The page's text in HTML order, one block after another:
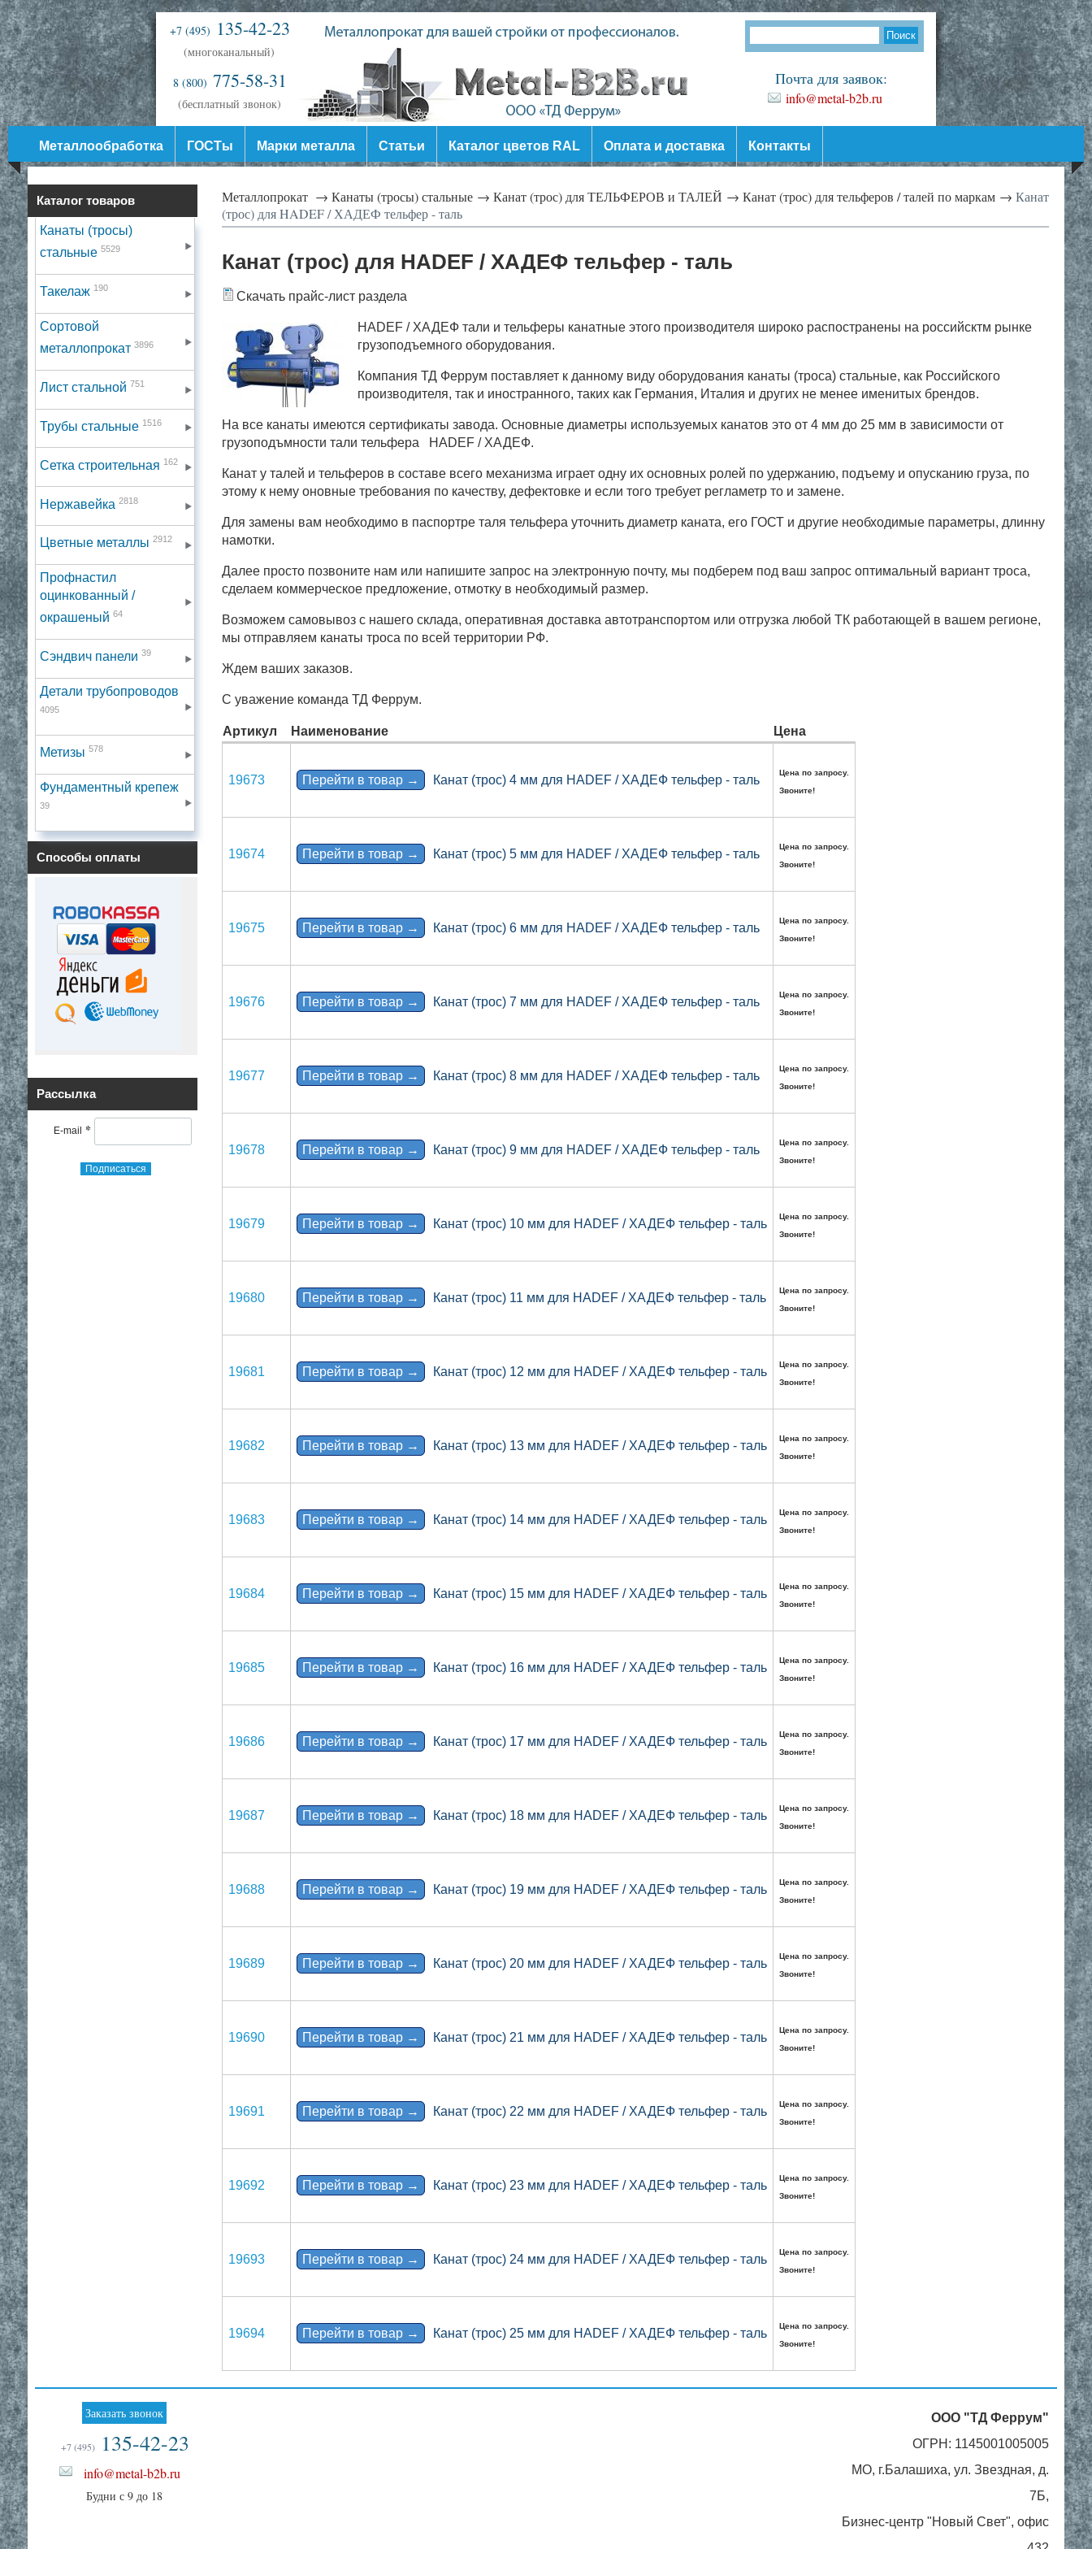
Почта для заявок:
info@metal-b2b.ru
+7 (495) 135-42-23
(многоканальный)
8 (800) 775-58-31
(бесплатный звонок)
Металлообработка ГОСТы Марки металла Статьи Каталог цветов RAL Оплата и доставка Контакты
Каталог товаров
Канаты (тросы)
стальные 5529
Такелаж 190
Сортовой
металлопрокат 3896
Лист стальной 751
Трубы стальные 1516
Сетка строительная 162
Нержавейка 2818
Цветные металлы 2912
Профнастил
оцинкованный /
окрашеный 64
Сэндвич панели 39
Детали трубопроводов
4095
Метизы 578
Фундаментный крепеж
39
Способы оплаты
Рассылка
E-mail *
Подписаться
Металлопрокат → Канаты (тросы) стальные → Канат (трос) для ТЕЛЬФЕРОВ и ТАЛЕЙ → Канат (трос) для тельферов / талей по маркам → Канат
(трос) для HADEF / ХАДЕФ тельфер - таль
Канат (трос) для HADEF / ХАДЕФ тельфер - таль
Скачать прайс-лист раздела
HADEF / ХАДЕФ тали и тельферы канатные этого производителя широко распостранены на российсктм рынке
грузоподъемного оборудования.
Компания ТД Феррум поставляет к данному виду оборудования канаты (троса) стальные, как Российского
производителя, так и иностранного, таких как Германия, Италия и других не менее именитых брендов.
На все канаты имеются сертификаты завода. Основные диаметры используемых канатов это от 4 мм до 25 мм в зависимости от
грузоподъмности тали тельфера HADEF / ХАДЕФ.
Канат у талей и тельферов в составе всего механизма играет одну их основных ролей по удержанию, подъему и опусканию груза, по
этому к нему оновные требования по качеству, дефектовке и если того требует регламетр то и замене.
Для замены вам необходимо в паспортре таля тельфера уточнить диаметр каната, его ГОСТ и другие необходимые параметры, длинну
намотки.
Далее просто позвоните нам или напишите запрос на электронную почту, мы подберем под ваш запрос оптимальный вариант троса,
сделаем коммерческое предложение, отмотку в необходимый размер.
Возможем самовывоз с нашего склада, оперативная доставка автотранспортом или отгрузка любой ТК работающей в вашем регионе,
мы отправляем канаты троса по всей территории РФ.
Ждем ваших заказов.
С уважение команда ТД Феррум.
Артикул Наименование Цена
19673 Перейти в товар → Канат (трос) 4 мм для HADEF / ХАДЕФ тельфер - таль
Цена по запросу.
Звоните!
19674 Перейти в товар → Канат (трос) 5 мм для HADEF / ХАДЕФ тельфер - таль
Цена по запросу.
Звоните!
19675 Перейти в товар → Канат (трос) 6 мм для HADEF / ХАДЕФ тельфер - таль
Цена по запросу.
Звоните!
19676 Перейти в товар → Канат (трос) 7 мм для HADEF / ХАДЕФ тельфер - таль
Цена по запросу.
Звоните!
19677 Перейти в товар → Канат (трос) 8 мм для HADEF / ХАДЕФ тельфер - таль
Цена по запросу.
Звоните!
19678 Перейти в товар → Канат (трос) 9 мм для HADEF / ХАДЕФ тельфер - таль
Цена по запросу.
Звоните!
19679 Перейти в товар → Канат (трос) 10 мм для HADEF / ХАДЕФ тельфер - таль
Цена по запросу.
Звоните!
19680 Перейти в товар → Канат (трос) 11 мм для HADEF / ХАДЕФ тельфер - таль
Цена по запросу.
Звоните!
19681 Перейти в товар → Канат (трос) 12 мм для HADEF / ХАДЕФ тельфер - таль
Цена по запросу.
Звоните!
19682 Перейти в товар → Канат (трос) 13 мм для HADEF / ХАДЕФ тельфер - таль
Цена по запросу.
Звоните!
19683 Перейти в товар → Канат (трос) 14 мм для HADEF / ХАДЕФ тельфер - таль
Цена по запросу.
Звоните!
19684 Перейти в товар → Канат (трос) 15 мм для HADEF / ХАДЕФ тельфер - таль
Цена по запросу.
Звоните!
19685 Перейти в товар → Канат (трос) 16 мм для HADEF / ХАДЕФ тельфер - таль
Цена по запросу.
Звоните!
19686 Перейти в товар → Канат (трос) 17 мм для HADEF / ХАДЕФ тельфер - таль
Цена по запросу.
Звоните!
19687 Перейти в товар → Канат (трос) 18 мм для HADEF / ХАДЕФ тельфер - таль
Цена по запросу.
Звоните!
19688 Перейти в товар → Канат (трос) 19 мм для HADEF / ХАДЕФ тельфер - таль
Цена по запросу.
Звоните!
19689 Перейти в товар → Канат (трос) 20 мм для HADEF / ХАДЕФ тельфер - таль
Цена по запросу.
Звоните!
19690 Перейти в товар → Канат (трос) 21 мм для HADEF / ХАДЕФ тельфер - таль
Цена по запросу.
Звоните!
19691 Перейти в товар → Канат (трос) 22 мм для HADEF / ХАДЕФ тельфер - таль
Цена по запросу.
Звоните!
19692 Перейти в товар → Канат (трос) 23 мм для HADEF / ХАДЕФ тельфер - таль
Цена по запросу.
Звоните!
19693 Перейти в товар → Канат (трос) 24 мм для HADEF / ХАДЕФ тельфер - таль
Цена по запросу.
Звоните!
19694 Перейти в товар → Канат (трос) 25 мм для HADEF / ХАДЕФ тельфер - таль
Цена по запросу.
Звоните!
Заказать звонок
+7 (495)135-42-23
info@metal-b2b.ru
Будни с 9 до 18
ООО "ТД Феррум"
ОГРН: 1145001005005
МО, г.Балашиха, ул. Звездная, д.
7Б,
Бизнес-центр "Новый Свет", офис